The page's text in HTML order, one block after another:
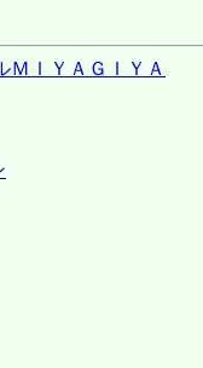
ＭＩＹＡＧＩＹＡ